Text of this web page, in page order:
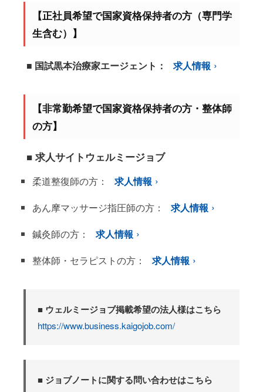
【正社員希望で国家資格保持者の方（専門学
生含む）】
■ 国試黒本治療家エージェント： 求人情報
【非常勤希望で国家資格保持者の方・整体師
の方】
■ 求人サイトウェルミージョブ
柔道整復師の方：
求人情報
あん摩マッサージ指圧師の方：
求人情報
鍼灸師の方：
求人情報
整体師・セラピストの方：
求人情報
■ ウェルミージョブ掲載希望の法人様はこちら
https://www.business.kaigojob.com/
■ ジョブノートに関する問い合わせはこちら